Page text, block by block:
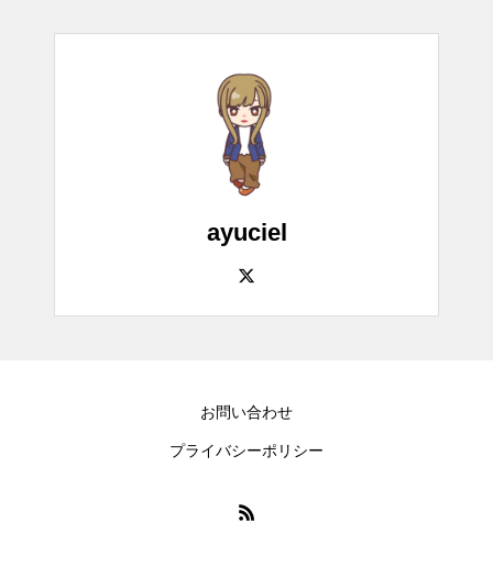
ayuciel
お問い合わせ
プライバシーポリシー